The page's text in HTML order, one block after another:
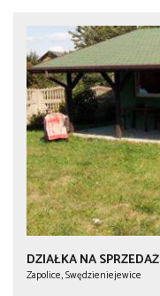
DZIAŁKA NA SPRZEDAŻ
Zapolice, Swędzieniejewice